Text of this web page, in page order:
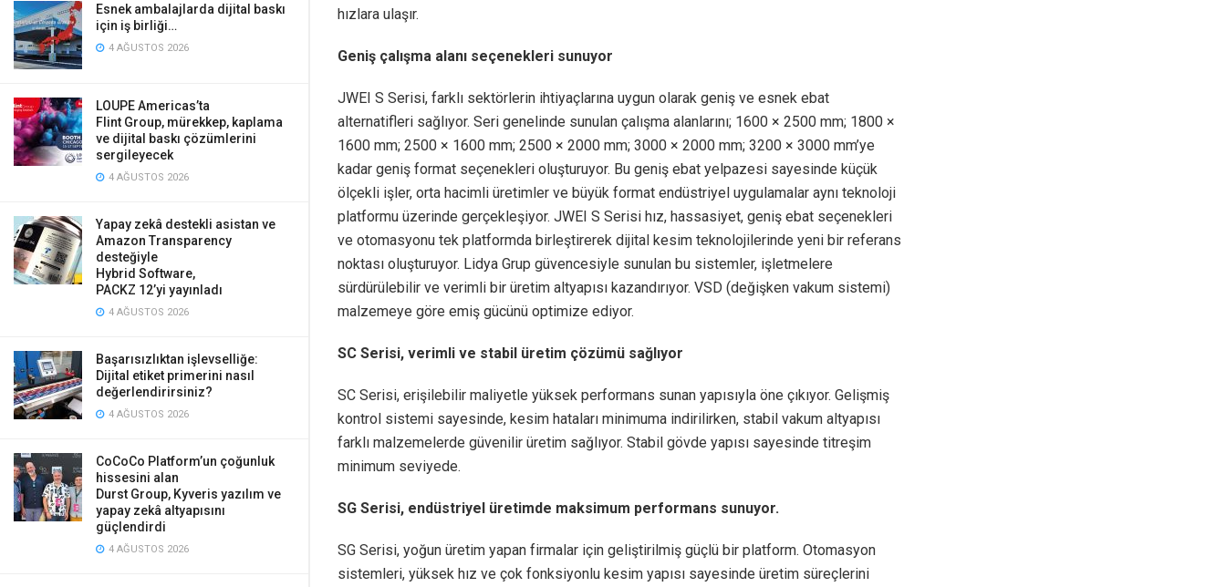
Esnek ambalajlarda dijital baskı
için iş birliği…
4 AĞUSTOS 2026
LOUPE Americas’ta
Flint Group, mürekkep, kaplama
ve dijital baskı çözümlerini
sergileyecek
4 AĞUSTOS 2026
Yapay zekâ destekli asistan ve
Amazon Transparency
desteğiyle
Hybrid Software,
PACKZ 12’yi yayınladı
4 AĞUSTOS 2026
Başarısızlıktan işlevselliğe:
Dijital etiket primerini nasıl
değerlendirirsiniz?
4 AĞUSTOS 2026
CoCoCo Platform’un çoğunluk
hissesini alan
Durst Group, Kyveris yazılım ve
yapay zekâ altyapısını
güçlendirdi
4 AĞUSTOS 2026
hızlara ulaşır.
Geniş çalışma alanı seçenekleri sunuyor
JWEI S Serisi, farklı sektörlerin ihtiyaçlarına uygun olarak geniş ve esnek ebat
alternatifleri sağlıyor. Seri genelinde sunulan çalışma alanlarını; 1600 × 2500 mm; 1800 ×
1600 mm; 2500 × 1600 mm; 2500 × 2000 mm; 3000 × 2000 mm; 3200 × 3000 mm’ye
kadar geniş format seçenekleri oluşturuyor. Bu geniş ebat yelpazesi sayesinde küçük
ölçekli işler, orta hacimli üretimler ve büyük format endüstriyel uygulamalar aynı teknoloji
platformu üzerinde gerçekleşiyor. JWEI S Serisi hız, hassasiyet, geniş ebat seçenekleri
ve otomasyonu tek platformda birleştirerek dijital kesim teknolojilerinde yeni bir referans
noktası oluşturuyor. Lidya Grup güvencesiyle sunulan bu sistemler, işletmelere
sürdürülebilir ve verimli bir üretim altyapısı kazandırıyor. VSD (değişken vakum sistemi)
malzemeye göre emiş gücünü optimize ediyor.
SC Serisi, verimli ve stabil üretim çözümü sağlıyor
SC Serisi, erişilebilir maliyetle yüksek performans sunan yapısıyla öne çıkıyor. Gelişmiş
kontrol sistemi sayesinde, kesim hataları minimuma indirilirken, stabil vakum altyapısı
farklı malzemelerde güvenilir üretim sağlıyor. Stabil gövde yapısı sayesinde titreşim
minimum seviyede.
SG Serisi, endüstriyel üretimde maksimum performans sunuyor.
SG Serisi, yoğun üretim yapan firmalar için geliştirilmiş güçlü bir platform. Otomasyon
sistemleri, yüksek hız ve çok fonksiyonlu kesim yapısı sayesinde üretim süreçlerini